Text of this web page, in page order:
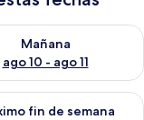
ago 10
Mañana
ago 10 - ago 11
la disponibilidad
semana ago 14 -
fin de semana
la disponibilidad